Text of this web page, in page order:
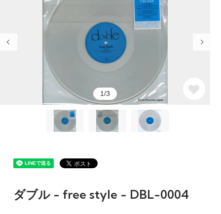
1/3
ダブル - free style - DBL-0004